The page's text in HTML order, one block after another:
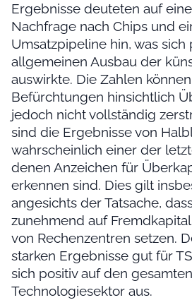
Ergebnisse deuteten auf
Nachfrage nach Chips und
Umsatzpipeline hin, was sich
allgemeinen Ausbau der
auswirkte. Die Zahlen
Befürchtungen hinsichtlich
jedoch nicht vollständig
sind die Ergebnisse von
wahrscheinlich einer der
denen Anzeichen für
erkennen sind. Dies gilt
angesichts der Tatsache,
zunehmend auf
von Rechenzentren setzen.
starken Ergebnisse gut für
sich positiv auf den gesamten
Technologiesektor aus.